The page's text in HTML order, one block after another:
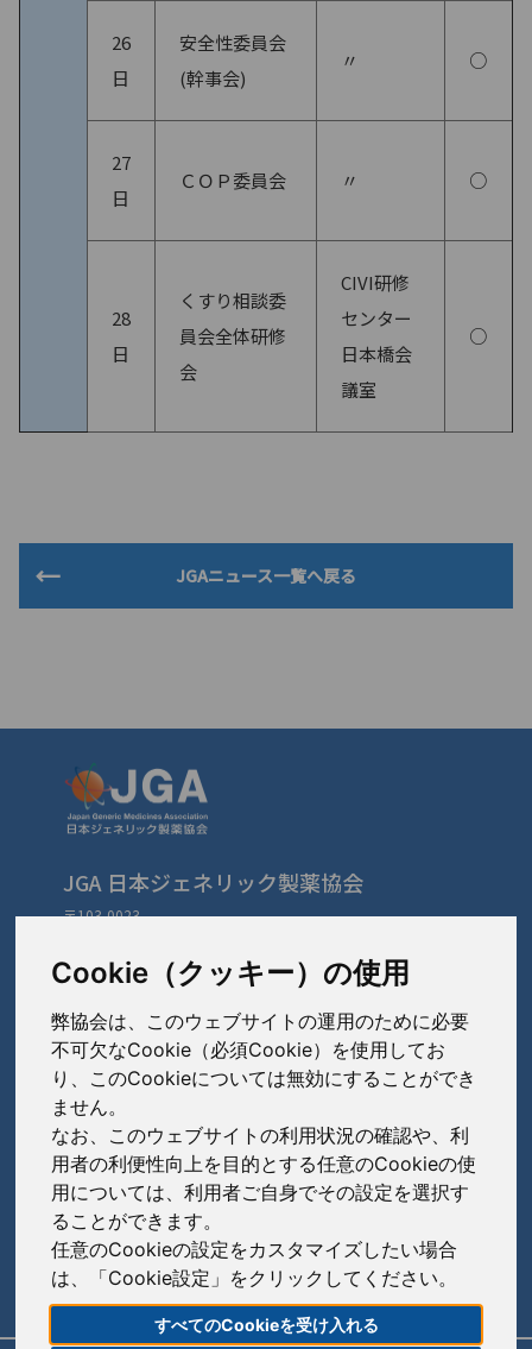
Cookie（クッキー）の使用
弊協会は、このウェブサイトの運用のために必要
不可欠なCookie（必須Cookie）を使用してお
り、このCookieについては無効にすることができ
ません。
なお、このウェブサイトの利用状況の確認や、利
用者の利便性向上を目的とする任意のCookieの使
用については、利用者ご自身でその設定を選択す
ることができます。
任意のCookieの設定をカスタマイズしたい場合
は、「Cookie設定」をクリックしてください。
すべてのCookieを受け入れる
26
日
安全性委員会
(幹事会)
〃 ○
27
日
ＣＯＰ委員会 〃 ○
28
日
くすり相談委
員会全体研修
会
CIVI研修
センター
日本橋会
議室
○
JGAニュース一覧へ戻る
JGA 日本ジェネリック製薬協会
〒103-0023
TEL: 03-3279-1890 / FAX: 03-3241-2978
会員会社（あ〜さ）
あゆみ製薬株式会社
岩城製薬株式会社
大蔵製薬株式会社
キョーリンリメディオ株式会社
共和薬品工業株式会社
コーアイセイ株式会社
会員会社（た〜は）
大興製薬株式会社
ダイト株式会社
高田製薬株式会社
辰巳化学株式会社
鶴原製薬株式会社
会員会社 （ま〜わ）
陽進堂ホールディングス株式会社
ロートニッテン株式会社
賛助会員会社
朝日印刷株式会社
旭化成株式会社